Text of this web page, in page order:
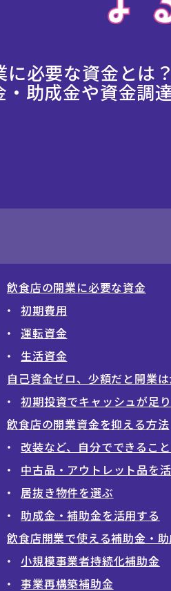
必要な資金とは？
・助成金や資金調
飲食店の開業に必要な資金
初期費用
運転資金
生活資金
自己資金ゼロ、少額だと開業
初期投資でキャッシュが足
飲食店の開業資金を抑える方法
改装など、自分でできるこ
中古品・アウトレット品を
居抜き物件を選ぶ
助成金・補助金を活用する
飲食店開業で使える補助金・
小規模事業者持続化補助金
事業再構築補助金